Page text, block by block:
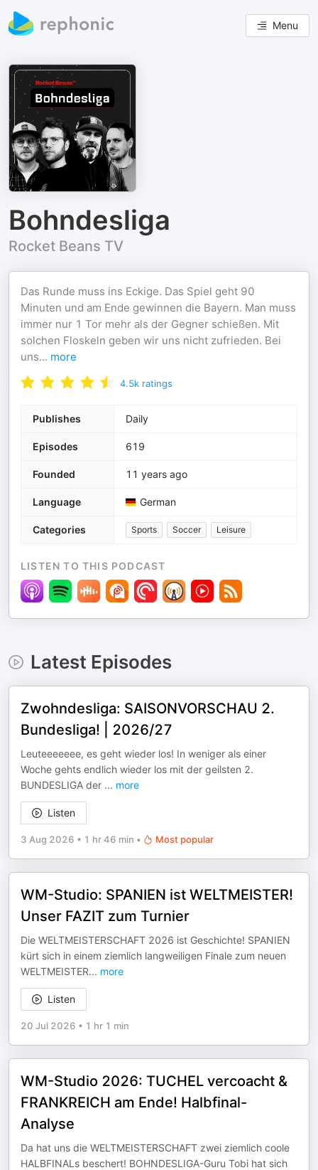
Menu
Bohndesliga
Rocket Beans TV
Das Runde muss ins Eckige. Das Spiel geht 90
Minuten und am Ende gewinnen die Bayern. Man muss
immer nur 1 Tor mehr als der Gegner schießen. Mit
solchen Floskeln geben wir uns nicht zufrieden. Bei
uns... more
4.5k ratings
Publishes Daily
Episodes 619
Founded 11 years ago
Language German
Categories Sports Soccer Leisure
LISTEN TO THIS PODCAST
Latest Episodes
Zwohndesliga: SAISONVORSCHAU 2.
Bundesliga! | 2026/27
Leuteeeeeee, es geht wieder los! In weniger als einer
Woche gehts endlich wieder los mit der geilsten 2.
BUNDESLIGA der ... more
Listen
3 Aug 2026 • 1 hr 46 min • Most popular
WM-Studio: SPANIEN ist WELTMEISTER!
Unser FAZIT zum Turnier
Die WELTMEISTERSCHAFT 2026 ist Geschichte! SPANIEN
kürt sich in einem ziemlich langweiligen Finale zum neuen
WELTMEISTER... more
Listen
20 Jul 2026 • 1 hr 1 min
WM-Studio 2026: TUCHEL vercoacht &
FRANKREICH am Ende! Halbfinal-
Analyse
Da hat uns die WELTMEISTERSCHAFT zwei ziemlich coole
HALBFINALs beschert! BOHNDESLIGA-Guru Tobi hat sich